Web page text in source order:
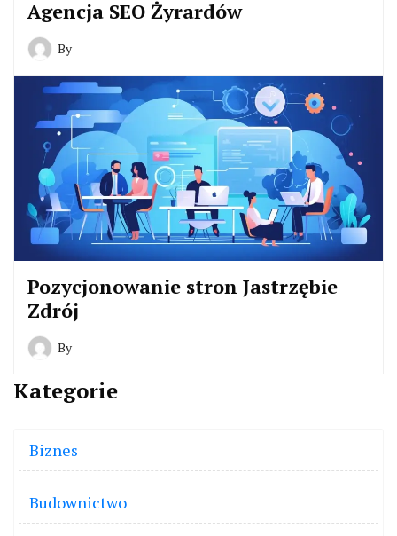
Agencja SEO Żyrardów
By
Pozycjonowanie stron Jastrzębie
Zdrój
By
Kategorie
Biznes
Budownictwo